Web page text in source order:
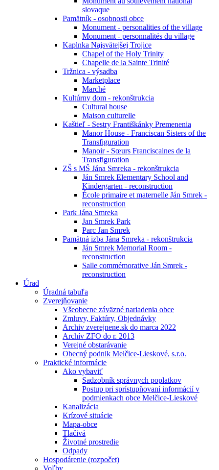
slovaque
Pamätník - osobnosti obce
Monument - personalities of the village
Monument - personnalités du village
Kaplnka Najsvätejšej Trojice
Chapel of the Holy Trinity
Chapelle de la Sainte Trinité
Tržnica - výsadba
Marketplace
Marché
Kultúrny dom - rekonštrukcia
Cultural house
Maison culturelle
Kaštieľ - Sestry Františkánky Premenenia
Manor House - Franciscan Sisters of the
Transfiguration
Manoir - Sœurs Franciscaines de la
Transfiguration
ZŠ s MŠ Jána Smreka - rekonštrukcia
Ján Smrek Elementary School and
Kindergarten - reconstruction
École primaire et maternelle Ján Smrek -
reconstruction
Park Jána Smreka
Jan Smrek Park
Parc Jan Smrek
Pamätná izba Jána Smreka - rekonštrukcia
Ján Smrek Memorial Room -
reconstruction
Salle commémorative Ján Smrek -
reconstruction
Úrad
Úradná tabuľa
Zverejňovanie
Všeobecne záväzné nariadenia obce
Zmluvy, Faktúry, Objednávky
Archiv zverejnene.sk do marca 2022
Archív ZFO do r. 2013
Verejné obstarávanie
Obecný podnik Melčice-Lieskové, s.r.o.
Praktické informácie
Ako vybaviť
Sadzobník správnych poplatkov
Postup pri sprístupňovaní informácií v
podmienkach obce Melčice-Lieskové
Kanalizácia
Krízové situácie
Mapa-obce
Tlačivá
Životné prostredie
Odpady
Hospodárenie (rozpočet)
Voľby